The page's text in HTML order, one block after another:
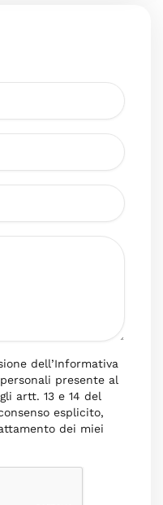
dell’Informativa
presente al
artt. 13 e 14 del
esplicito,
dei miei